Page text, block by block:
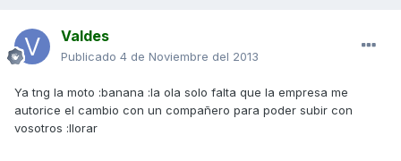
Valdes
Publicado 4 de Noviembre del 2013
Ya tng la moto :banana :la ola solo falta que la empresa me
autorice el cambio con un compañero para poder subir con
vosotros :llorar